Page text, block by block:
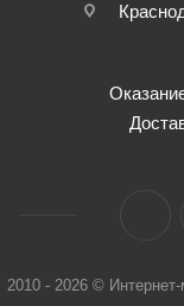
2010 - 2026 ©